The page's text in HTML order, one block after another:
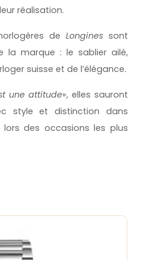
réalisation.
de Longinessont
la marque : le sablier ailé,
suisse et de l’élégance.
une attitude», elles sauront
style et distinction dans
des occasions les plus